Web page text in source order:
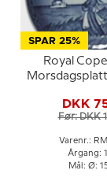
SPAR 25%
Royal
DKK
Før: DKK
Varenr.:
Årgang:
Mål: Ø: